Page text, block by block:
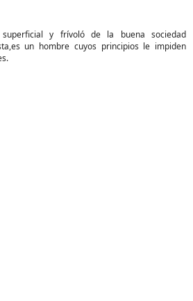
y frívoló de la buena sociedad
un hombre cuyos principios le impiden